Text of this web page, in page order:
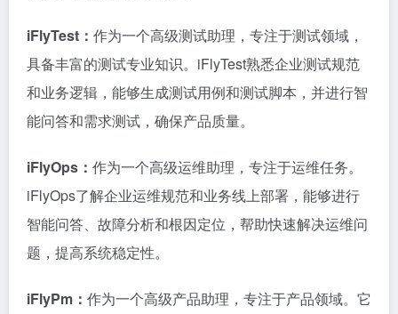
iFlyTest： 作为一个高级测试助理，专注于测试领域，
具备丰富的测试专业知识。iFlyTest熟悉企业测试规范
和业务逻辑，能够生成测试用例和测试脚本，并进行智
能问答和需求测试，确保产品质量。
iFlyOps： 作为一个高级运维助理，专注于运维任务。
iFlyOps了解企业运维规范和业务线上部署，能够进行
智能问答、故障分析和根因定位，帮助快速解决运维问
题，提高系统稳定性。
iFlyPm： 作为一个高级产品助理，专注于产品领域。它